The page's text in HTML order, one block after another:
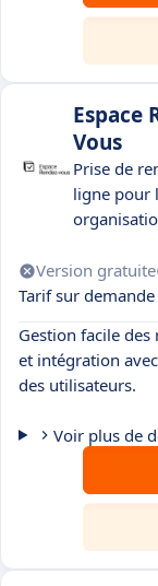
Espace
Vous
Prise de
ligne pour
Version gratuite
Tarif sur demande
Gestion facile
et intégration
des utilisateurs.
Voir plus de